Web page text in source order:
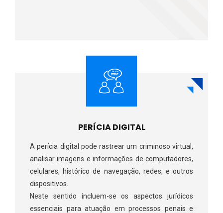
PERÍCIA DIGITAL
A perícia digital pode rastrear um criminoso virtual,
analisar imagens e informações de computadores,
celulares, histórico de navegação, redes, e outros
dispositivos.
Neste sentido incluem-se os aspectos jurídicos
essenciais para atuação em processos penais e